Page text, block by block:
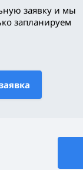
заявку и мы
запланируем